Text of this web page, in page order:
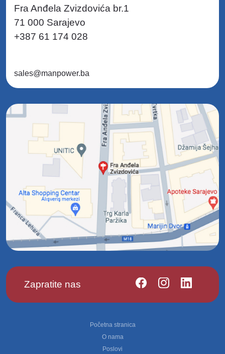
Fra Anđela Zvizdovića br.1
71 000 Sarajevo
+387 61 174 028
sales@manpower.ba
Zapratite nas
Početna stranica
O nama
Poslovi